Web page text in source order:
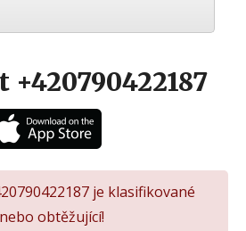
je klasifikované
obtěžující!